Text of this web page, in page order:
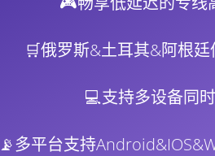
🛒俄罗斯&土耳其&阿根
💻支持多设备同
📡多平台支持